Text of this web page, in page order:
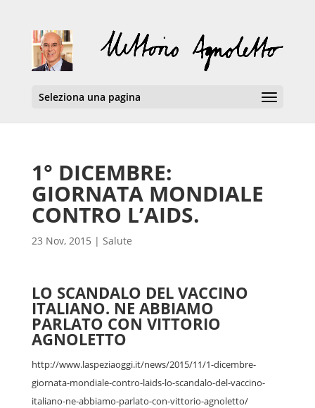
Seleziona una pagina
1° DICEMBRE:
GIORNATA MONDIALE
CONTRO L’AIDS.
23 Nov, 2015 | Salute
LO SCANDALO DEL VACCINO
ITALIANO. NE ABBIAMO
PARLATO CON VITTORIO
AGNOLETTO
http://www.laspeziaoggi.it/news/2015/11/1-dicembre-
giornata-mondiale-contro-laids-lo-scandalo-del-vaccino-
italiano-ne-abbiamo-parlato-con-vittorio-agnoletto/